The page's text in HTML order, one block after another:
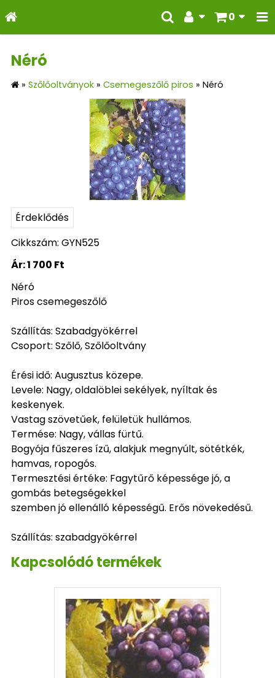
0
Néró
» Szőlőoltványok » Csemegeszőlő piros » Néró
Érdeklődés
Cikkszám: GYN525
Ár:1 700 Ft
Néró
Piros csemegeszőlő
Szállítás: Szabadgyökérrel
Csoport: Szőlő, Szőlőoltvány
Érési idő: Augusztus közepe.
Levele: Nagy, oldalöblei sekélyek, nyíltak és
keskenyek.
Vastag szövetűek, felületük hullámos.
Termése: Nagy, vállas fürtű.
Bogyója fűszeres ízű, alakjuk megnyúlt, sötétkék,
hamvas, ropogós.
Termesztési értéke: Fagytűrő képessége jó, a
gombás betegségekkel
szemben jó ellenálló képességű. Erős növekedésű.
Szállítás: szabadgyökérrel
Kapcsolódó termékek